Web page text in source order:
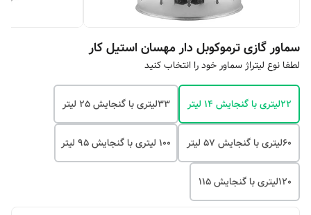
سماور گازی ترموکوبل دار مهسان استیل کار
لطفا نوع لیتراژ سماور خود را انتخاب کنید
22لیتری با گنجایش 14 لیتر 33لیتری با گنجایش 25 لیتر
60لیتری با گنجایش 57 لیتر 100 لیتری با گنجایش 95 لیتر
120لیتری با گنجایش 115